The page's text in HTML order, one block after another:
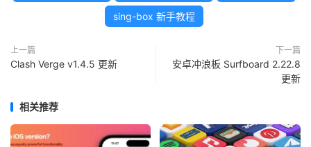
sing-box 新手教程
上一篇
Clash Verge v1.4.5 更新
下一篇
安卓冲浪板 Surfboard 2.22.8
更新
相关推荐